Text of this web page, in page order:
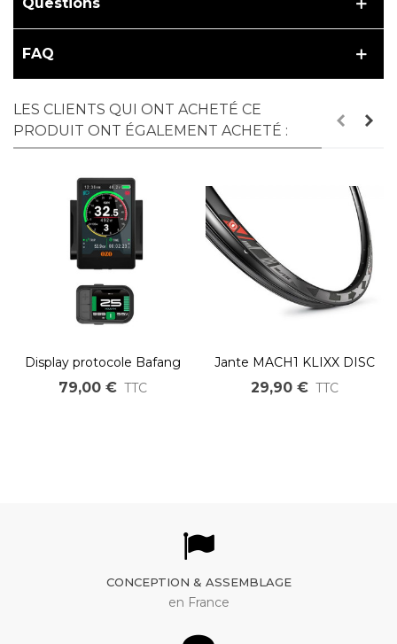
FAQ
LES CLIENTS QUI ONT ACHETÉ CE
PRODUIT ONT ÉGALEMENT ACHETÉ :
Display protocole Bafang
UART pour vélo électrique
79,00 € TTC
Jante MACH1 KLIXX DISC
16" 20'' 24'' 26'' 27,5'' 28" et
29" 36 trous pour VTT
29,90 € TTC
CONCEPTION & ASSEMBLAGE
en France